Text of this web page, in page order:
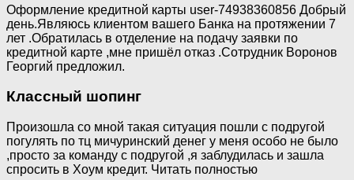
Оформление кредитной карты user-74938360856 Добрый
день.Являюсь клиентом вашего Банка на протяжении 7
лет .Обратилась в отделение на подачу заявки по
кредитной карте ,мне пришёл отказ .Сотрудник Воронов
Георгий предложил.
Классный шопинг
Произошла со мной такая ситуация пошли с подругой
погулять по тц мичуринский денег у меня особо не было
,просто за команду с подругой ,я заблудилась и зашла
спросить в Хоум кредит. Читать полностью